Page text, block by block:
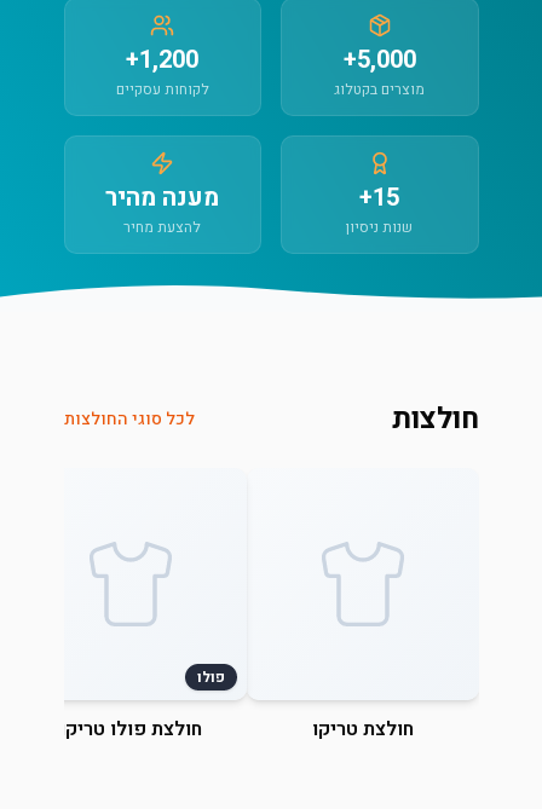
5,000+
מוצרים בקטלוג
1,200+
לקוחות עסקיים
15+
שנות ניסיון
מענה מהיר
להצעת מחיר
חולצות לכל סוגי החולצות
חולצת טריקו
פולו
חולצת פולו טריקו